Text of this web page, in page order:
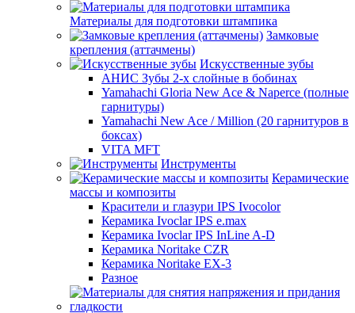
Материалы для подготовки штампика
Замковые
крепления (аттачмены)
Искусственные зубы
АНИС Зубы 2-х слойные в бобинах
Yamahachi Gloria New Ace & Naperce (полные
гарнитуры)
Yamahachi New Ace / Million (20 гарнитуров в
боксах)
VITA MFT
Инструменты
Керамические
массы и композиты
Красители и глазури IPS Ivocolor
Керамика Ivoclar IPS e.max
Керамика Ivoclar IPS InLine A-D
Керамика Noritake CZR
Керамика Noritake EX-3
Разное